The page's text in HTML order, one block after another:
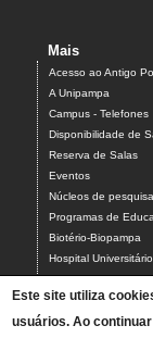
Mais
Acesso ao Antigo
A Unipampa
Campus - Telefones
Disponibilidade de
Reserva de Salas
Eventos
Núcleos de pesquisa
Programas de
Biotério-Biopampa
Hospital
Chamados
Chamados TIC-
Comissão Eleitoral
Este site utiliza
usuários. Ao